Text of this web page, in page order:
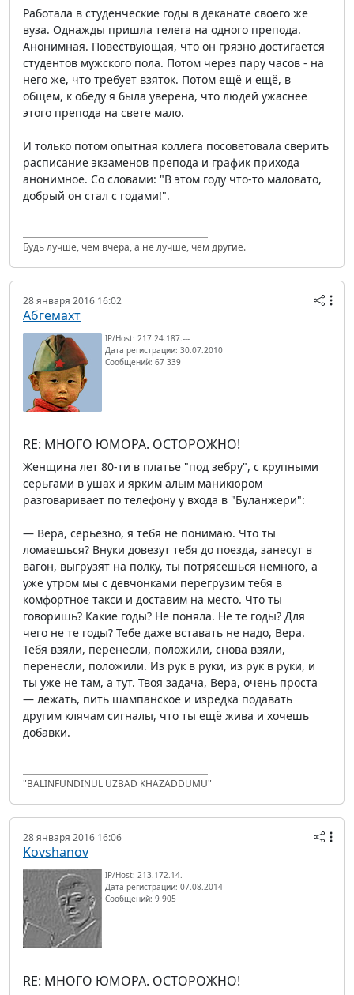
Работала в студенческие годы в деканате своего же
вуза. Однажды пришла телега на одного препода.
Анонимная. Повествующая, что он грязно достигается
студентов мужского пола. Потом через пару часов - на
него же, что требует взяток. Потом ещё и ещё, в
общем, к обеду я была уверена, что людей ужаснее
этого препода на свете мало.
И только потом опытная коллега посоветовала сверить
расписание экзаменов препода и график прихода
анонимное. Со словами: "В этом году что-то маловато,
добрый он стал с годами!".
Будь лучше, чем вчера, а не лучше, чем другие.
28 января 2016 16:02
Абгемахт
IP/Host: 217.24.187.---
Дата регистрации: 30.07.2010
Сообщений: 67 339
RE: МНОГО ЮМОРА. ОСТОРОЖНО!
Женщина лет 80-ти в платье "под зебру", с крупными
серьгами в ушах и ярким алым маникюром
разговаривает по телефону у входа в "Буланжери":
— Вера, серьезно, я тебя не понимаю. Что ты
ломаешься? Внуки довезут тебя до поезда, занесут в
вагон, выгрузят на полку, ты потрясешься немного, а
уже утром мы с девчонками перегрузим тебя в
комфортное такси и доставим на место. Что ты
говоришь? Какие годы? Не поняла. Не те годы? Для
чего не те годы? Тебе даже вставать не надо, Вера.
Тебя взяли, перенесли, положили, снова взяли,
перенесли, положили. Из рук в руки, из рук в руки, и
ты уже не там, а тут. Твоя задача, Вера, очень проста
— лежать, пить шампанское и изредка подавать
другим клячам сигналы, что ты ещё жива и хочешь
добавки.
"BALINFUNDINUL UZBAD KHAZADDUMU"
28 января 2016 16:06
Kovshanov
IP/Host: 213.172.14.---
Дата регистрации: 07.08.2014
Сообщений: 9 905
RE: МНОГО ЮМОРА. ОСТОРОЖНО!